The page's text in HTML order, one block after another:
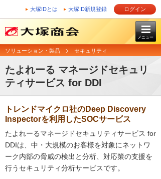
大塚IDとは 大塚ID新規登録 ログイン
メニュー
ソリューション・製品 セキュリティ
たよれーる マネージドセキュリ
ティサービス for DDI
トレンドマイクロ社のDeep Discovery
Inspectorを利用したSOCサービス
たよれーるマネージドセキュリティサービス for
DDIは、中・大規模のお客様を対象にネットワ
ーク内部の脅威の検出と分析、対応策の支援を
行うセキュリティ分析サービスです。